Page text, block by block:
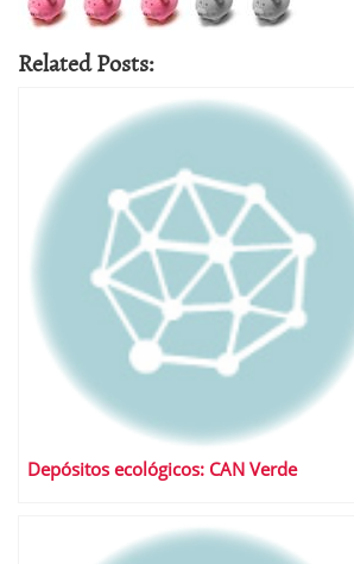
Related Posts:
Depósitos ecológicos: CAN Verde